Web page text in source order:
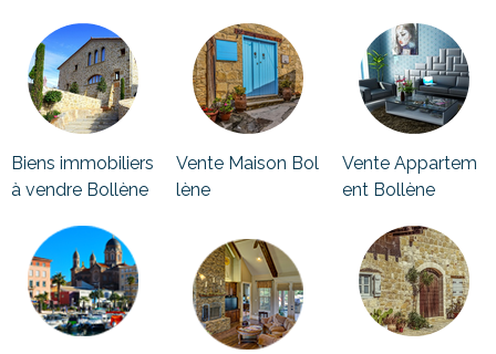
Biens immobiliers
à vendre Bollène
Vente Maison Bol
lène
Vente Appartem
ent Bollène